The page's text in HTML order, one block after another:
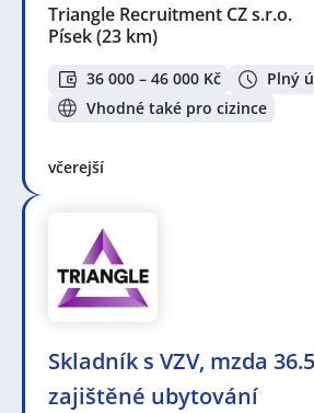
Triangle Recruitment CZ s.r.o.
Písek(23 km)
36 000 – 46 000 Kč
Plný
Vhodné také pro cizince
včerejší
Skladník s VZV, mzda
zajištěné ubytování